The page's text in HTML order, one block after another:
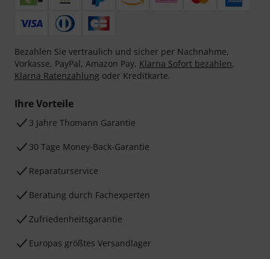
Bezahlen Sie vertraulich und sicher per Nachnahme,
Vorkasse, PayPal, Amazon Pay, Klarna Sofort bezahlen,
Klarna Ratenzahlung oder Kreditkarte.
Ihre Vorteile
3 Jahre Thomann Garantie
30 Tage Money-Back-Garantie
Reparaturservice
Beratung durch Fachexperten
Zufriedenheitsgarantie
Europas größtes Versandlager